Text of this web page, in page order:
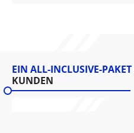
EIN ALL-INCLUSIVE-PAKET
KUNDEN